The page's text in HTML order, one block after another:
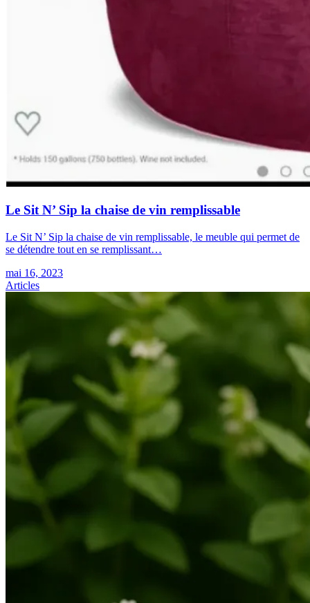
Le Sit N’ Sip la chaise de vin remplissable
Le Sit N’ Sip la chaise de vin remplissable, le meuble qui permet de
se détendre tout en se remplissant…
mai 16, 2023
Articles